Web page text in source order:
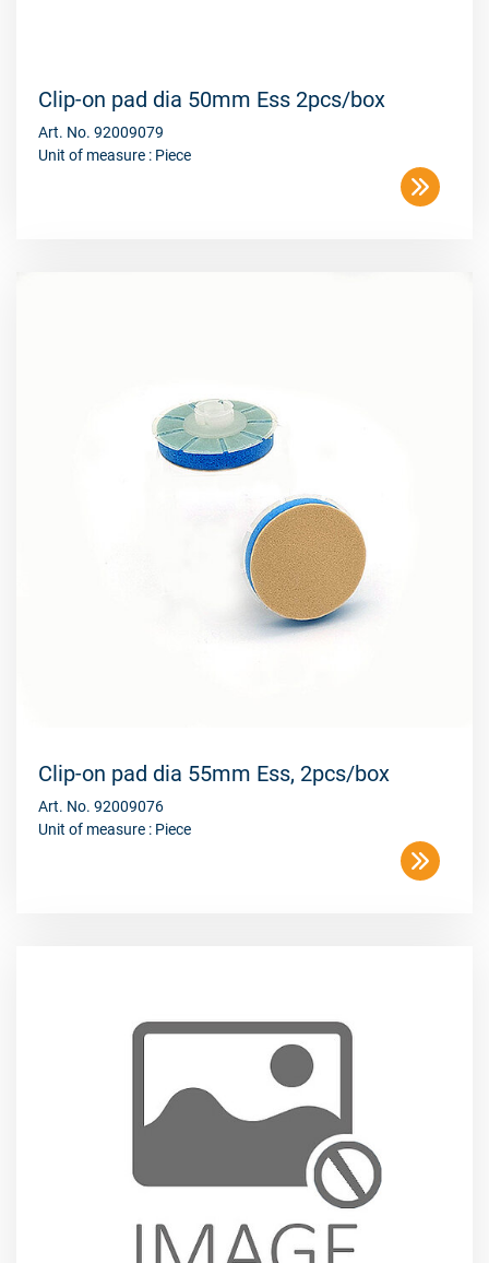
Clip-on pad dia 50mm Ess 2pcs/box
Art. No. 92009079
Unit of measure : Piece
Clip-on pad dia 55mm Ess, 2pcs/box
Art. No. 92009076
Unit of measure : Piece